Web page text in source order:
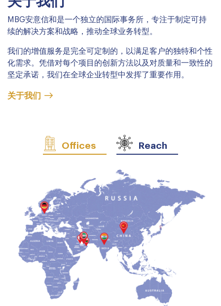
MBG安意信和是一个独立的国际事务所，专注于制定可持
续的解决方案和战略，推动全球业务转型。
我们的增值服务是完全可定制的，以满足客户的独特和个性
化需求。凭借对每个项目的创新方法以及对质量和一致性的
坚定承诺，我们在全球企业转型中发挥了重要作用。
关于我们
Offices Reach